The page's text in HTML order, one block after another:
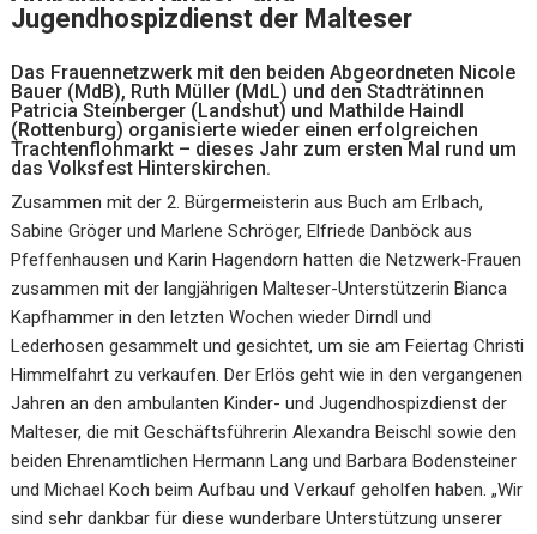
Jugendhospizdienst der Malteser
Das Frauennetzwerk mit den beiden Abgeordneten Nicole
Bauer (MdB), Ruth Müller (MdL) und den Stadträtinnen
Patricia Steinberger (Landshut) und Mathilde Haindl
(Rottenburg) organisierte wieder einen erfolgreichen
Trachtenflohmarkt – dieses Jahr zum ersten Mal rund um
das Volksfest Hinterskirchen.
Zusammen mit der 2. Bürgermeisterin aus Buch am Erlbach,
Sabine Gröger und Marlene Schröger, Elfriede Danböck aus
Pfeffenhausen und Karin Hagendorn hatten die Netzwerk-Frauen
zusammen mit der langjährigen Malteser-Unterstützerin Bianca
Kapfhammer in den letzten Wochen wieder Dirndl und
Lederhosen gesammelt und gesichtet, um sie am Feiertag Christi
Himmelfahrt zu verkaufen. Der Erlös geht wie in den vergangenen
Jahren an den ambulanten Kinder- und Jugendhospizdienst der
Malteser, die mit Geschäftsführerin Alexandra Beischl sowie den
beiden Ehrenamtlichen Hermann Lang und Barbara Bodensteiner
und Michael Koch beim Aufbau und Verkauf geholfen haben. „Wir
sind sehr dankbar für diese wunderbare Unterstützung unserer